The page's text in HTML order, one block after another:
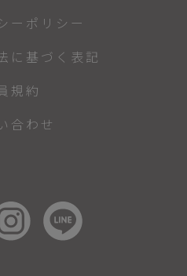
ーポリシー
に基づく表記
規約
合わせ